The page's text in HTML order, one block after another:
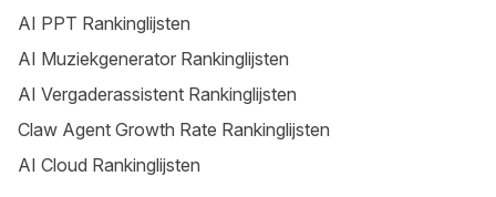
AI PPT Rankinglijsten
AI Muziekgenerator Rankinglijsten
AI Vergaderassistent Rankinglijsten
Claw Agent Growth Rate Rankinglijsten
AI Cloud Rankinglijsten